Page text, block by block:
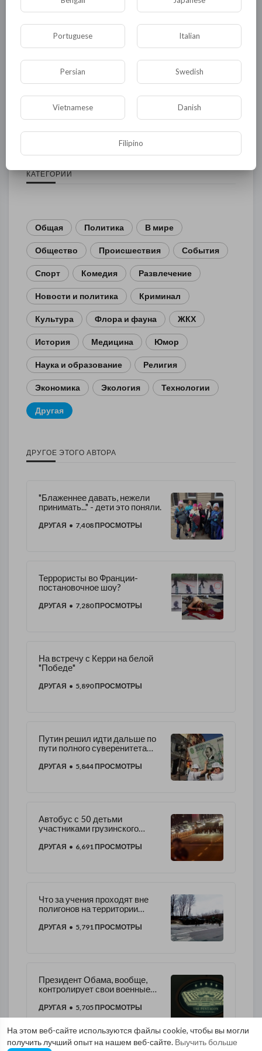
На этом веб-сайте используются файлы cookie, чтобы вы могли
получить лучший опыт на нашем веб-сайте. Выучить больше
Комментариев нет
КАТЕГОРИИ
Общая Политика В мире
Общество Происшествия События
Спорт Комедия Развлечение
Новости и политика Криминал
Культура Флора и фауна ЖКХ
История Медицина Юмор
Наука и образование Религия
Экономика Экология Технологии
Другая
ДРУГОЕ ЭТОГО АВТОРА
"Блаженнее давать, нежели
принимать..." - дети это поняли.
ДРУГАЯ • 7,408 ПРОСМОТРЫ
Террористы во Франции-
постановочное шоу?
ДРУГАЯ • 7,280 ПРОСМОТРЫ
На встречу с Керри на белой
"Победе"
ДРУГАЯ • 5,890 ПРОСМОТРЫ
Путин решил идти дальше по
пути полного суверенитета
ДРУГАЯ • 5,844 ПРОСМОТРЫ
Автобус с 50 детьми
участниками грузинского
просят о помощи в Турции
ДРУГАЯ • 6,691 ПРОСМОТРЫ
Что за учения проходят вне
полигонов на территории
ДРУГАЯ • 5,791 ПРОСМОТРЫ
Президент Обама, вообще,
контролирует свои военные
ДРУГАЯ • 5,705 ПРОСМОТРЫ
Portuguese Italian
Persian Swedish
Vietnamese Danish
Filipino